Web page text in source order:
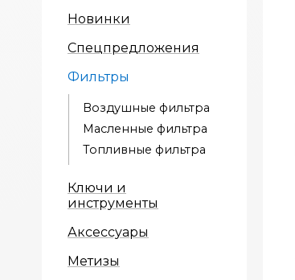
Новинки
Спецпредложения
Фильтры
Воздушные фильтра
Масленные фильтра
Топливные фильтра
Ключи и
инструменты
Аксессуары
Метизы